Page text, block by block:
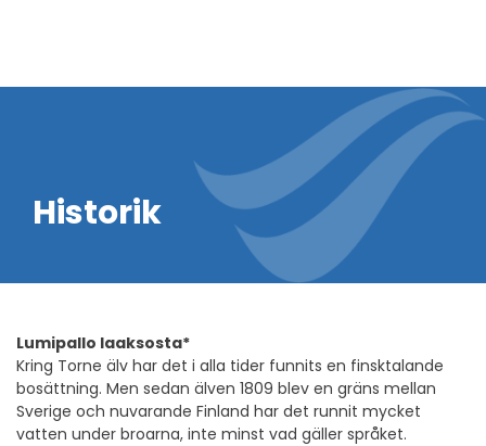
Historik
Lumipallo laaksosta*
Kring Torne älv har det i alla tider funnits en finsktalande
bosättning. Men sedan älven 1809 blev en gräns mellan
Sverige och nuvarande Finland har det runnit mycket
vatten under broarna, inte minst vad gäller språket.